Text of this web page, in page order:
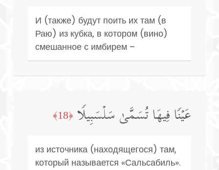
И (также) будут поить их там (в
Раю) из кубка, в котором (вино)
смешанное с имбирем –
عَیۡنࣰا فِیهَا تُسَمَّىٰ سَلۡسَبِیلࣰا ﴿18﴾
из источника (находящегося) там,
который называется «Сальсабиль».